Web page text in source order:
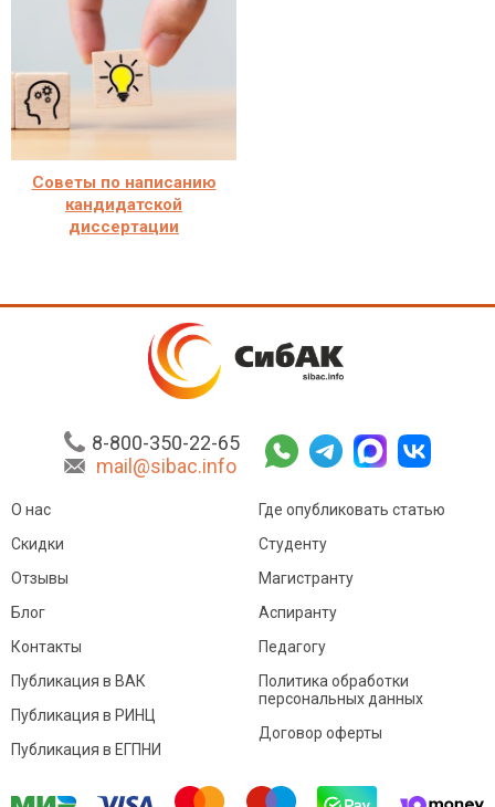
Советы по написанию
кандидатской
диссертации
8-800-350-22-65
mail@sibac.info
О нас
Скидки
Отзывы
Блог
Контакты
Где опубликовать статью
Студенту
Магистранту
Аспиранту
Педагогу
Публикация в ВАК
Публикация в РИНЦ
Публикация в ЕГПНИ
Политика обработки
персональных данных
Договор оферты